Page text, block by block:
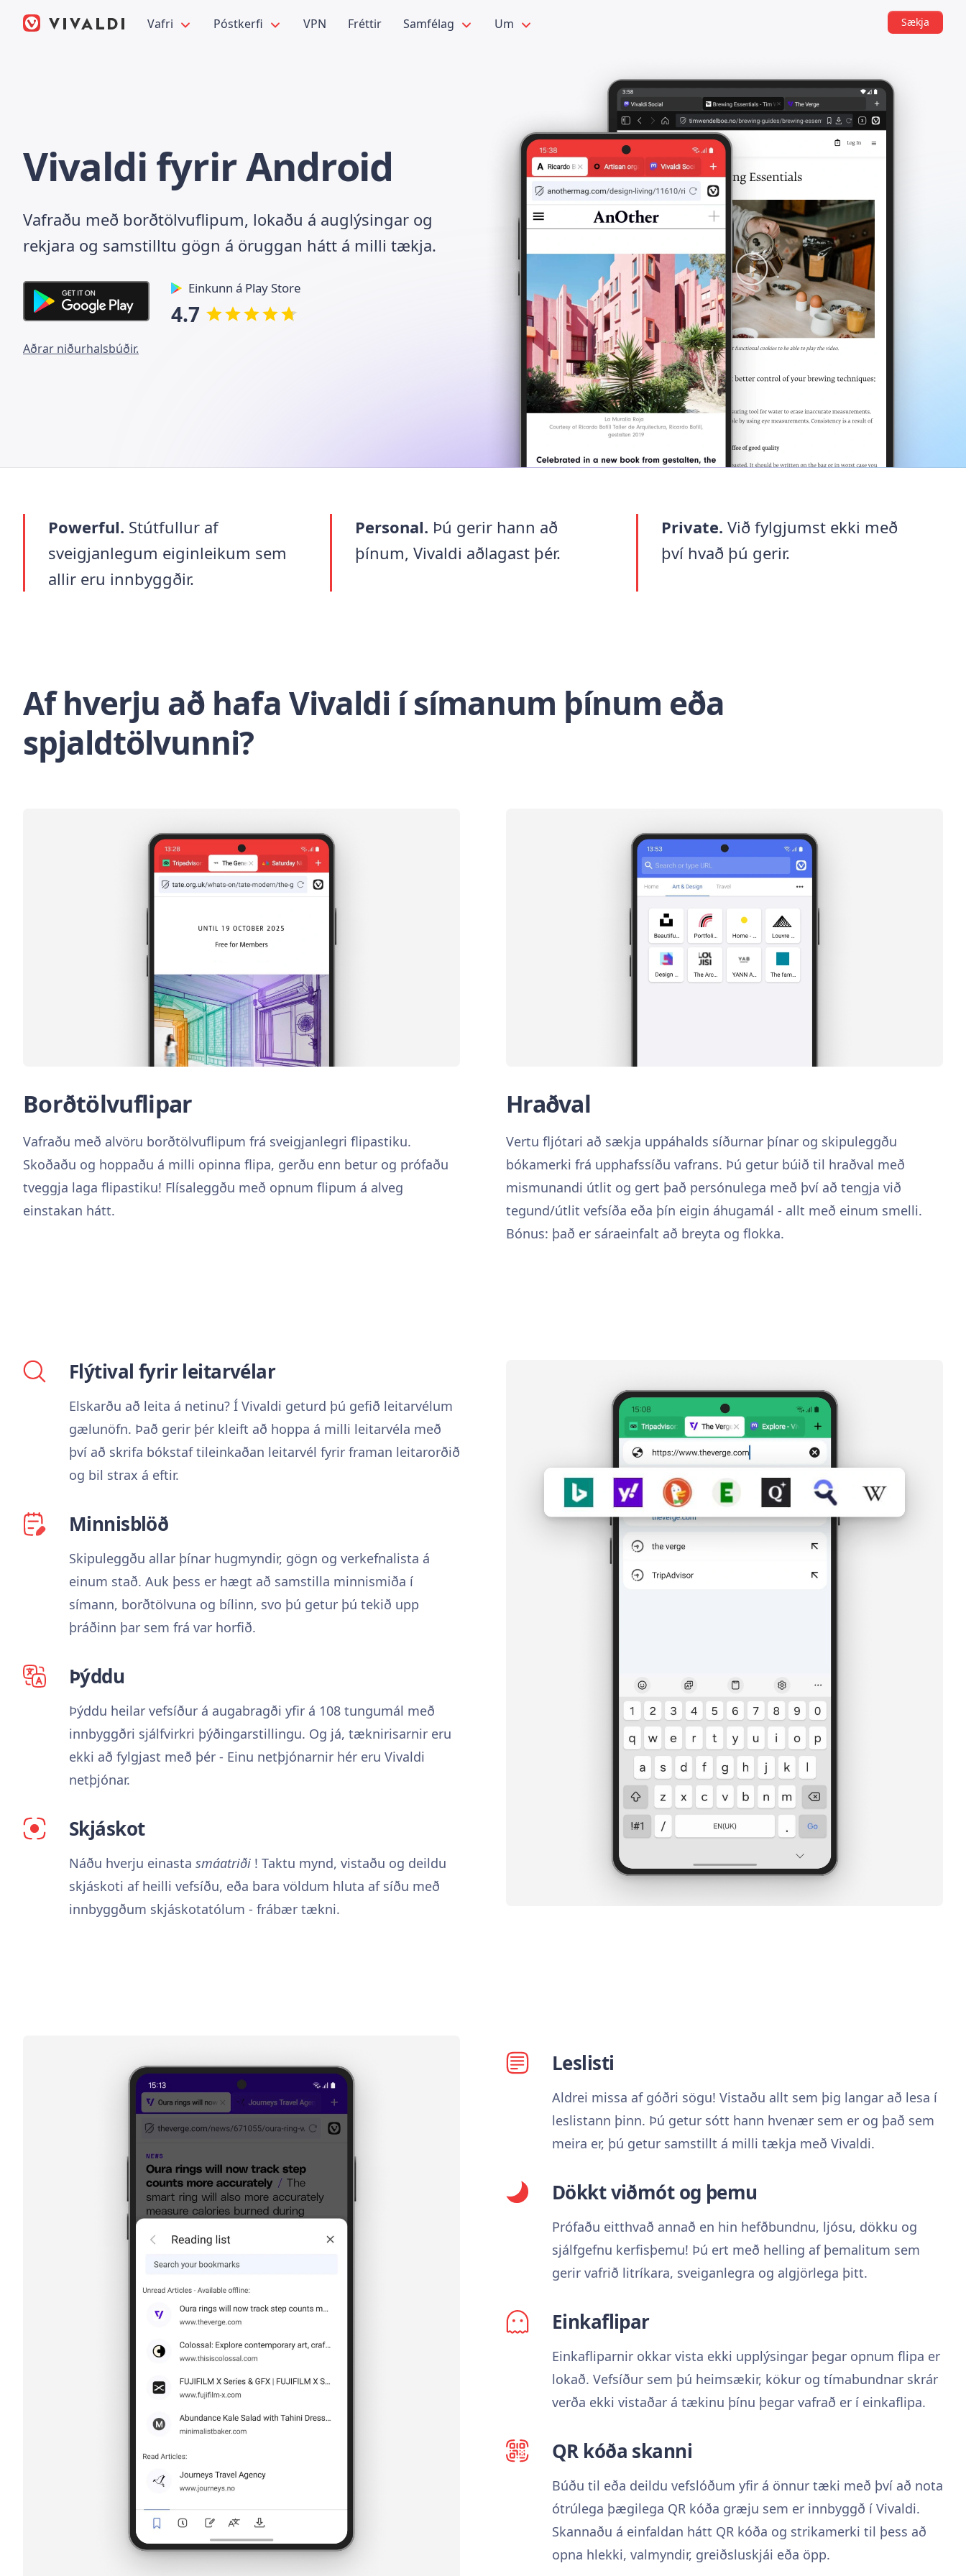
Vafri Póstkerfi VPN Fréttir Samfélag Um Sækja
Vivaldi fyrir Android
Vafraðu með borðtölvuflipum, lokaðu á auglýsingar og
rekjara og samstilltu gögn á öruggan hátt á milli tækja.
Einkunn á Play Store
4.7
Aðrar niðurhalsbúðir.
Powerful. Stútfullur af
sveigjanlegum eiginleikum sem
allir eru innbyggðir.
Personal. Þú gerir hann að
þínum, Vivaldi aðlagast þér.
Private. Við fylgjumst ekki með
því hvað þú gerir.
Af hverju að hafa Vivaldi í símanum þínum eða
spjaldtölvunni?
Borðtölvuflipar
Vafraðu með alvöru borðtölvuflipum frá sveigjanlegri flipastiku.
Skoðaðu og hoppaðu á milli opinna flipa, gerðu enn betur og prófaðu
tveggja laga flipastiku! Flísaleggðu með opnum flipum á alveg
einstakan hátt.
Hraðval
Vertu fljótari að sækja uppáhalds síðurnar þínar og skipuleggðu
bókamerki frá upphafssíðu vafrans. Þú getur búið til hraðval með
mismunandi útlit og gert það persónulega með því að tengja við
tegund/útlit vefsíða eða þín eigin áhugamál - allt með einum smelli.
Bónus: það er sáraeinfalt að breyta og flokka.
Flýtival fyrir leitarvélar
Elskarðu að leita á netinu? Í Vivaldi geturd þú gefið leitarvélum
gælunöfn. Það gerir þér kleift að hoppa á milli leitarvéla með
því að skrifa bókstaf tileinkaðan leitarvél fyrir framan leitarorðið
og bil strax á eftir.
Minnisblöð
Skipuleggðu allar þínar hugmyndir, gögn og verkefnalista á
einum stað. Auk þess er hægt að samstilla minnismiða í
símann, borðtölvuna og bílinn, svo þú getur þú tekið upp
þráðinn þar sem frá var horfið.
Þýddu
Þýddu heilar vefsíður á augabragði yfir á 108 tungumál með
innbyggðri sjálfvirkri þýðingarstillingu. Og já, tæknirisarnir eru
ekki að fylgjast með þér - Einu netþjónarnir hér eru Vivaldi
netþjónar.
Skjáskot
Náðu hverju einasta smáatriði ! Taktu mynd, vistaðu og deildu
skjáskoti af heilli vefsíðu, eða bara völdum hluta af síðu með
innbyggðum skjáskotatólum - frábær tækni.
Leslisti
Aldrei missa af góðri sögu! Vistaðu allt sem þig langar að lesa í
leslistann þinn. Þú getur sótt hann hvenær sem er og það sem
meira er, þú getur samstillt á milli tækja með Vivaldi.
Dökkt viðmót og þemu
Prófaðu eitthvað annað en hin hefðbundnu, ljósu, dökku og
sjálfgefnu kerfisþemu! Þú ert með helling af þemalitum sem
gerir vafrið litríkara, sveiganlegra og algjörlega þitt.
Einkaflipar
Einkafliparnir okkar vista ekki upplýsingar þegar opnum flipa er
lokað. Vefsíður sem þú heimsækir, kökur og tímabundnar skrár
verða ekki vistaðar á tækinu þínu þegar vafrað er í einkaflipa.
QR kóða skanni
Búðu til eða deildu vefslóðum yfir á önnur tæki með því að nota
ótrúlega þægilega QR kóða græju sem er innbyggð í Vivaldi.
Skannaðu á einfaldan hátt QR kóða og strikamerki til þess að
opna hlekki, valmyndir, greiðsluskjái eða öpp.